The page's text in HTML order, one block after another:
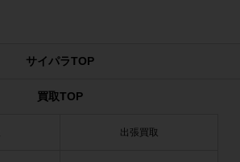
サイパラTOP
買取TOP
出張買取